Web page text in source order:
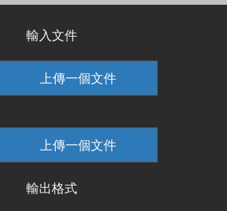
輸入文件
上傳一個文件
上傳一個文件
輸出格式